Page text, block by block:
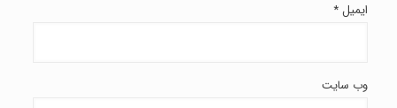
ایمیل *
وب‌ سایت